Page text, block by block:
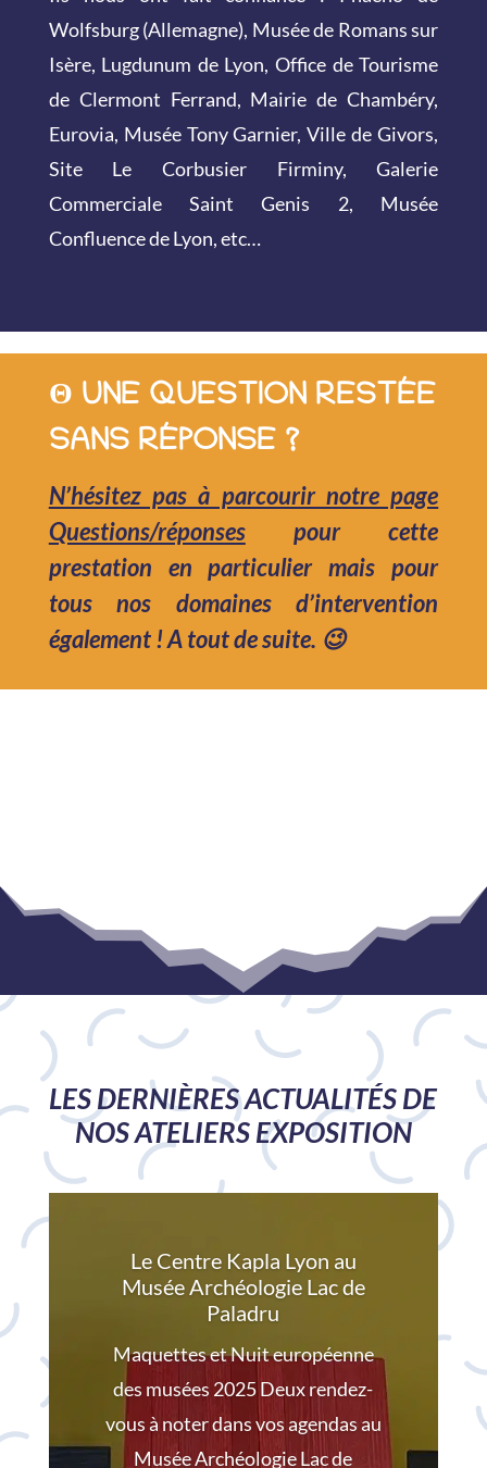
Wolfsburg (Allemagne), Musée de Romans sur
Isère, Lugdunum de Lyon, Office de Tourisme
de Clermont Ferrand, Mairie de Chambéry,
Eurovia, Musée Tony Garnier, Ville de Givors,
Site Le Corbusier Firminy, Galerie
Commerciale Saint Genis 2, Musée
Confluence de Lyon, etc…
Θ UNE QUESTION RESTÉE
SANS RÉPONSE ?
N’hésitez pas à parcourir notre page
Questions/réponsespour cette
prestation en particulier mais pour
tous nos domaines d’intervention
également ! A tout de suite. 😉
LES DERNIÈRES ACTUALITÉS DE
NOS ATELIERS EXPOSITION
Le Centre Kapla Lyon au
Musée Archéologie Lac de
Paladru
Maquettes et Nuit européenne
des musées 2025 Deux rendez-
vous à noter dans vos agendas au
Musée Archéologie Lac de